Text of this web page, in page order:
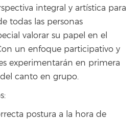
integral y artística para
todas las personas
valorar su papel en el
un enfoque participativo y
experimentarán en primera
canto en grupo.
postura a la hora de